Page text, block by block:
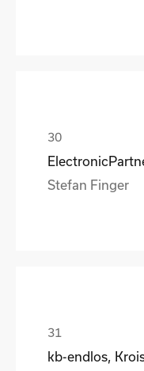
Stefan Finger
kb-endlos,